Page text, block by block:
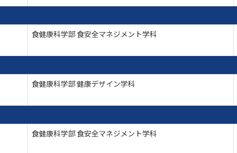
食健康科学部 食安全マネジメント学科
食健康科学部 健康デザイン学科
食健康科学部 食安全マネジメント学科